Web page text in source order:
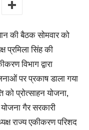
की बैठक सोमवार को
प्रमिला सिंह की
विभाग द्वारा
पर प्रकाष डाला गया
को प्रोत्साहन योजना,
गैर सरकारी
राज्य एकीकरण परिशद